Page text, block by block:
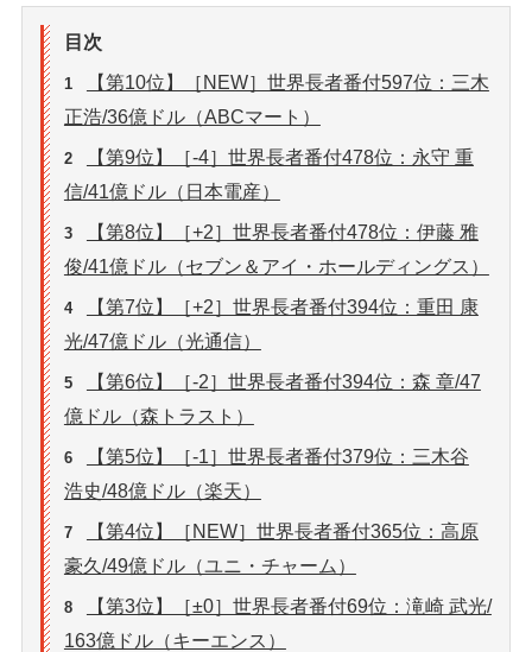
目次
1
【第10位】［NEW］世界長者番付597位：三木
正浩/36億ドル（ABCマート）
2
【第9位】［-4］世界長者番付478位：永守 重
信/41億ドル（日本電産）
3
【第8位】［+2］世界長者番付478位：伊藤 雅
俊/41億ドル（セブン＆アイ・ホールディングス）
4
【第7位】［+2］世界長者番付394位：重田 康
光/47億ドル（光通信）
5
【第6位】［-2］世界長者番付394位：森 章/47
億ドル（森トラスト）
6
【第5位】［-1］世界長者番付379位：三木谷
浩史/48億ドル（楽天）
7
【第4位】［NEW］世界長者番付365位：高原
豪久/49億ドル（ユニ・チャーム）
8
【第3位】［±0］世界長者番付69位：滝崎 武光/
163億ドル（キーエンス）